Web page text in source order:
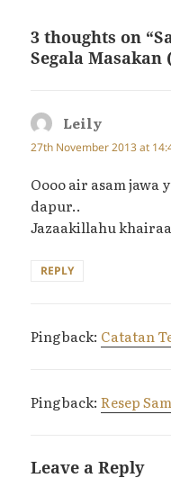
3 thoughts on
Segala Masakan
Leily
27th November 2013 at
Oooo air asam
dapur..
Jazaakillahu
REPLY
Pingback: Catatan
Pingback:Resep
Leave a Reply